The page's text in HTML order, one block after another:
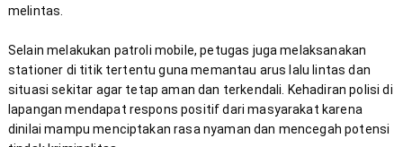
Selain melakukan patroli mobile, petugas juga melaksanakan
stationer di titik tertentu guna memantau arus lalu lintas dan
situasi sekitar agar tetap aman dan terkendali. Kehadiran polisi di
lapangan mendapat respons positif dari masyarakat karena
dinilai mampu menciptakan rasa nyaman dan mencegah potensi